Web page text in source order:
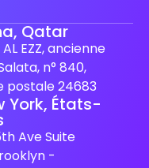
Qatar
EZZ, ancienne
n° 840,
postale 24683
York, États-
Ave Suite
-